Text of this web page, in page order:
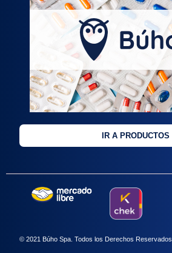
IR A PRODUCTOS
© 2021 Búho Spa. Todos los Derechos Reservados